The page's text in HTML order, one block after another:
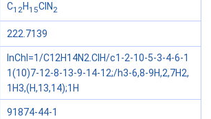
C12H15ClN 2
222.7139
InChI=1/C12H14N2.ClH/c1-2-10-5-3-4-6-1
1(10)7-12-8-13-9-14-12;/h3-6,8-9H,2,7H2,
1H3,(H,13,14);1H
91874-44-1